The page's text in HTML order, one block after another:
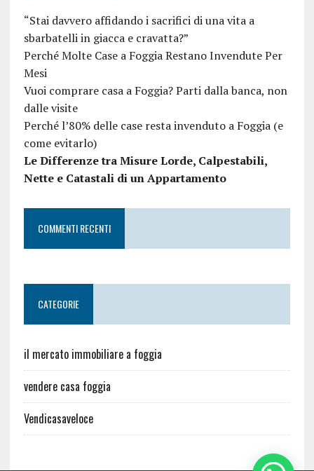
“Stai davvero affidando i sacrifici di una vita a
sbarbatelli in giacca e cravatta?”
Perché Molte Case a Foggia Restano Invendute Per
Mesi
Vuoi comprare casa a Foggia? Parti dalla banca, non
dalle visite
Perché l’80% delle case resta invenduto a Foggia (e
come evitarlo)
Le Differenze tra Misure Lorde, Calpestabili,
Nette e Catastali di un Appartamento
COMMENTI RECENTI
CATEGORIE
il mercato immobiliare a foggia
vendere casa foggia
Vendicasaveloce